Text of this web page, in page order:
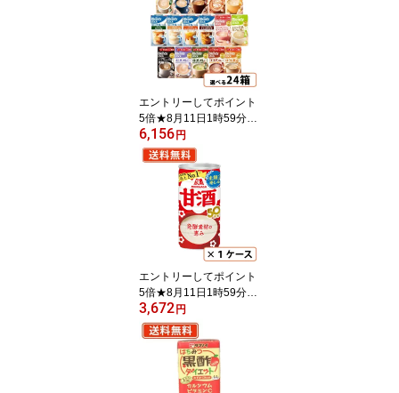
イ はちみつ紅茶 ウーロ
ン茶 ミルクティー【送料
無料(一部地域を除く)】
エントリーしてポイント
5倍★8月11日1時59分ま
で！AGF ブレンディ ス
ティック 選べる24箱セ
ット(6箱単位)AGF ブレ
ンディ スティック カフ
ェオレ エスプレッソオ
レ・紅茶オレ・抹茶オレ
【送料無料(一部地域を除
6,156 円
エントリーしてポイント
5倍★8月11日1時59分ま
で！森永 甘酒 190g缶×3
0本入 【送料無料(一部
地域を除く)】 森永製菓
3,672 円